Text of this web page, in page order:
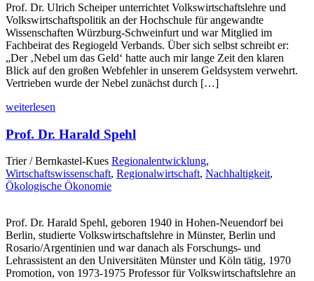
Prof. Dr. Ulrich Scheiper unterrichtet Volkswirtschaftslehre und
Volkswirtschaftspolitik an der Hochschule für angewandte
Wissenschaften Würzburg-Schweinfurt und war Mitglied im
Fachbeirat des Regiogeld Verbands. Über sich selbst schreibt er:
„Der ‚Nebel um das Geld‘ hatte auch mir lange Zeit den klaren
Blick auf den großen Webfehler in unserem Geldsystem verwehrt.
Vertrieben wurde der Nebel zunächst durch […]
weiterlesen
Prof. Dr. Harald Spehl
Trier / Bernkastel-Kues Regionalentwicklung,
Wirtschaftswissenschaft, Regionalwirtschaft, Nachhaltigkeit,
Ökologische Ökonomie
Prof. Dr. Harald Spehl, geboren 1940 in Hohen-Neuendorf bei
Berlin, studierte Volkswirtschaftslehre in Münster, Berlin und
Rosario/Argentinien und war danach als Forschungs- und
Lehrassistent an den Universitäten Münster und Köln tätig, 1970
Promotion, von 1973-1975 Professor für Volkswirtschaftslehre an